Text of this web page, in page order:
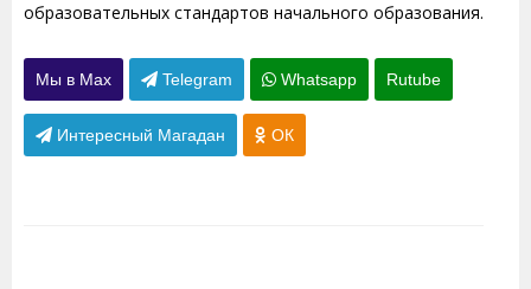
образовательных стандартов начального образования.
Мы в Max Telegram Whatsapp Rutube
Интересный Магадан ОК